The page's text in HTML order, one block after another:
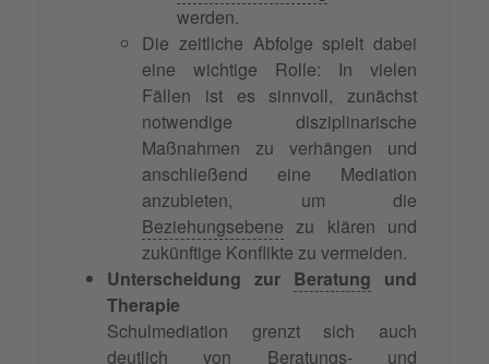
werden.
Die zeitliche Abfolge spielt dabei
eine wichtige Rolle: In vielen
Fällen ist es sinnvoll, zunächst
notwendige disziplinarische
Maßnahmen zu verhängen und
anschließend eine Mediation
anzubieten, um die
Beziehungsebene zu klären und
zukünftige Konflikte zu vermeiden.
Unterscheidung zur Beratung und
Therapie
Schulmediation grenzt sich auch
deutlich von Beratungs- und